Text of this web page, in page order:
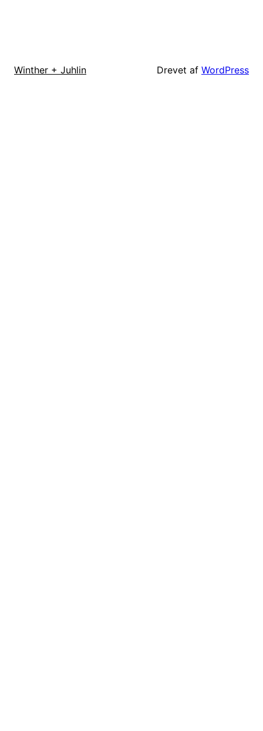
Winther + Juhlin Drevet af WordPress